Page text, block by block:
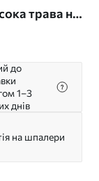
трава на
в
до
1–3
днів
на шпалери